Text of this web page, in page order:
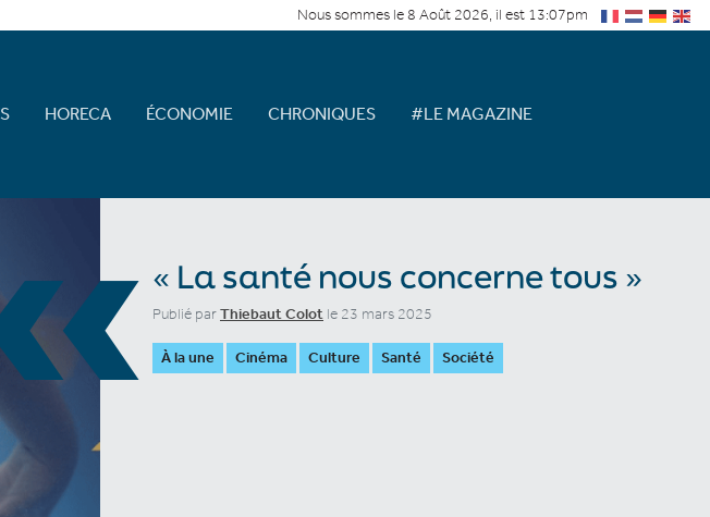
Nous sommes le 8 Août 2026, il est 13:07pm
HORECA ÉCONOMIE CHRONIQUES #LE MAGAZINE
« La santé nous concerne tous »
Publié parThiebaut Colot le 23 mars 2025
À la une Cinéma Culture Santé Société